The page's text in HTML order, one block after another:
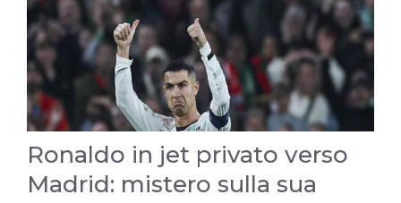
Ronaldo in jet privato verso
Madrid: mistero sulla sua